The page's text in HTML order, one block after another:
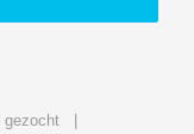
gezocht